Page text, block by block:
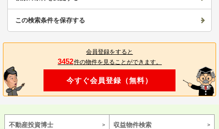
この検索条件を保存する
会員登録をすると
3452件の物件を見ることができます。
今すぐ会員登録（無料）
不動産投資博士 収益物件検索